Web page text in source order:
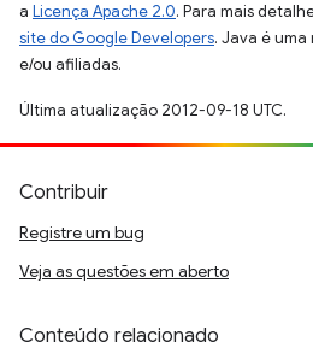
a Licença Apache 2.0. Para mais
site do Google Developers. Java é
e/ou afiliadas.
Última atualização 2012-09-18 UTC.
Contribuir
Registre um bug
Veja as questões em aberto
Conteúdo relacionado